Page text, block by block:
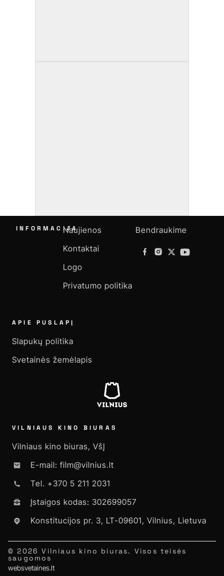
INFORMACIJANaujienos
Kontaktai
Logo
Privatumo politika
Bendraukime
APIE PUSLAPĮ
Slapukų politika
Svetainės žemėlapis
VILNIAUS KINO BIURAS
Vilniaus kino biuras, VšĮ
E-mail: film@vilnius.lt
Tel. +370 5 211 2031
Įstaigos kodas: 302699057
Konstitucijos pr. 3, LT-09601, Vilnius, Lietuva
© 2026 Vilniaus kino biuras. Visos teisės
saugomos
websvetaines.lt